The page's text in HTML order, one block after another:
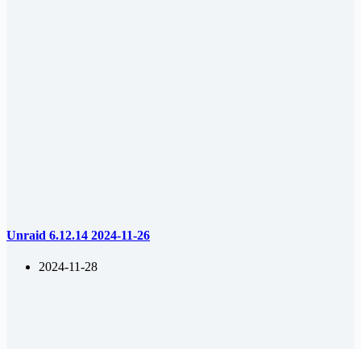
Unraid 6.12.14 2024-11-26
2024-11-28